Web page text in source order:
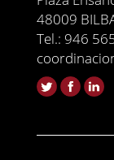
48009
Tel.: 946